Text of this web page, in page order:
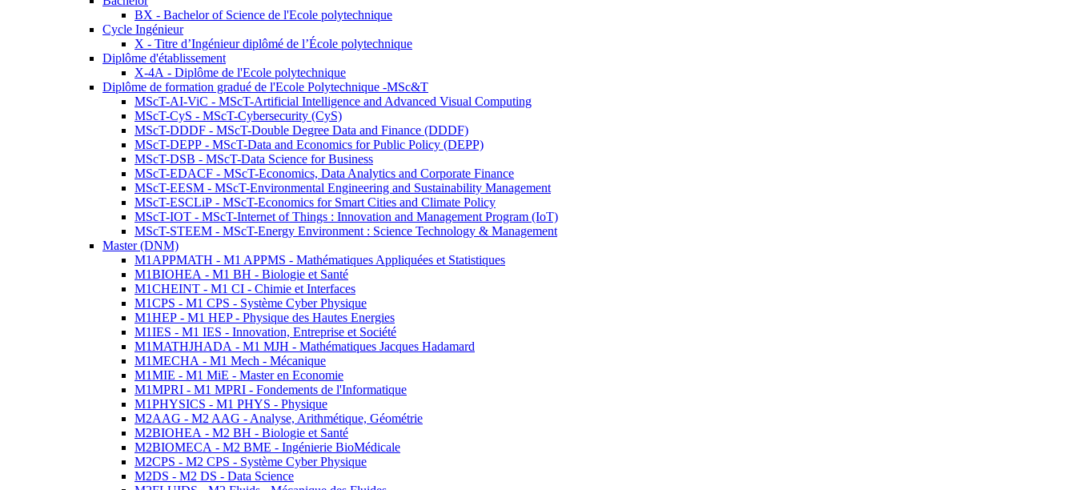
BX - Bachelor of Science de l'Ecole polytechnique
Cycle Ingénieur
X - Titre d’Ingénieur diplômé de l’École polytechnique
Diplôme d'établissement
X-4A - Diplôme de l'Ecole polytechnique
Diplôme de formation gradué de l'Ecole Polytechnique -MSc&T
MScT-AI-ViC - MScT-Artificial Intelligence and Advanced Visual Computing
MScT-CyS - MScT-Cybersecurity (CyS)
MScT-DDDF - MScT-Double Degree Data and Finance (DDDF)
MScT-DEPP - MScT-Data and Economics for Public Policy (DEPP)
MScT-DSB - MScT-Data Science for Business
MScT-EDACF - MScT-Economics, Data Analytics and Corporate Finance
MScT-EESM - MScT-Environmental Engineering and Sustainability Management
MScT-ESCLiP - MScT-Economics for Smart Cities and Climate Policy
MScT-IOT - MScT-Internet of Things : Innovation and Management Program (IoT)
MScT-STEEM - MScT-Energy Environment : Science Technology & Management
Master (DNM)
M1APPMATH - M1 APPMS - Mathématiques Appliquées et Statistiques
M1BIOHEA - M1 BH - Biologie et Santé
M1CHEINT - M1 CI - Chimie et Interfaces
M1CPS - M1 CPS - Système Cyber Physique
M1HEP - M1 HEP - Physique des Hautes Energies
M1IES - M1 IES - Innovation, Entreprise et Société
M1MATHJHADA - M1 MJH - Mathématiques Jacques Hadamard
M1MECHA - M1 Mech - Mécanique
M1MIE - M1 MiE - Master en Economie
M1MPRI - M1 MPRI - Fondements de l'Informatique
M1PHYSICS - M1 PHYS - Physique
M2AAG - M2 AAG - Analyse, Arithmétique, Géométrie
M2BIOHEA - M2 BH - Biologie et Santé
M2BIOMECA - M2 BME - Ingénierie BioMédicale
M2CPS - M2 CPS - Système Cyber Physique
M2DS - M2 DS - Data Science